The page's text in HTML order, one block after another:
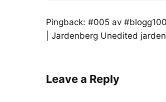
Pingback: #005 av
| Jardenberg Unedited
Leave a Reply